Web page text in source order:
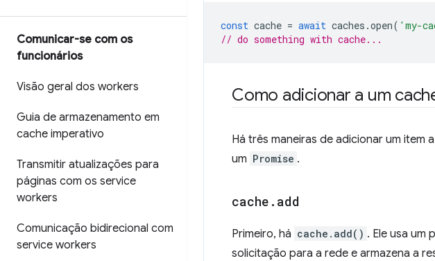
Comunicar-se com os
funcionários
Visão geral dos workers
Guia de armazenamento em
cache imperativo
Transmitir atualizações para
páginas com os service
workers
Comunicação bidirecional com
service workers
const cache = await caches .open( 'my-
// do something with cache...
Como adicionar a um
Há três maneiras de adicionar um item
um Promise .
cache . add
Primeiro, há cache.add() . Ele usa um
solicitação para a rede e armazena a